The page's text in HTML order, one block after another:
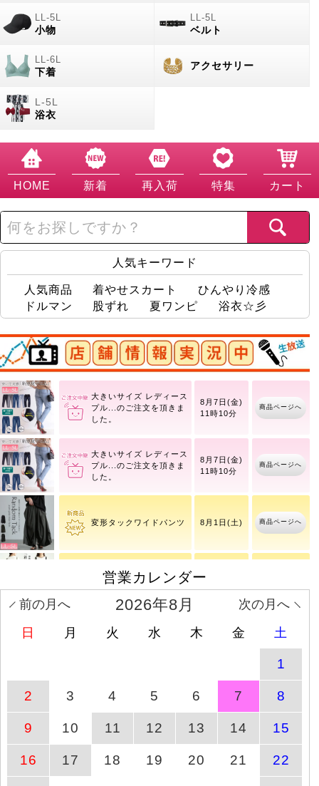
小物 ベルト
下着
アクセサリー
浴衣
HOME 新着 再入荷 特集 カート
人気キーワード
人気商品 着やせスカート
ひんやり冷感
ドルマン
股ずれ 夏ワンピ 浴衣☆彡
店舗情報実況中
大きいサイズ レディース
スト
8月7日(金)
11時09分
商品ページへ
大きいサイズ レディース
プル
8月7日(金)
11時10分
商品ページへ
プル
8月7日(金)
11時10分
商品ページへ
変形タックワイドパンツ 8月1日(土)
タックポケットコクーン
8月1日(土) 商品ページへ
いサイ
11時10分
商品ページへ
ストレッチツイルセンタ
ータックフレアパンツ
営業カレンダー
前の月へ 次の月へ
2026年8月
日 月 火 水 木 金 土
1
2 3 4 5 6 7 8
9 10 11 12 13 14 15
16 17 18 19 20 21 22